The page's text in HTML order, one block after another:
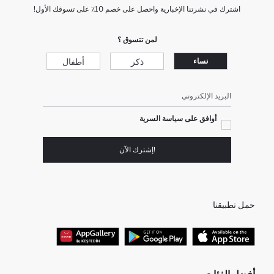
اشترك في نشرتنا الإخبارية واحصل على خصم 10٪ على تسوقك الأول!
لمن تتسوق ؟
نساء ذكر أطفال
البريد الإلكتروني
أوافق على سياسة السرية
!إشترك الآن
حمل تطبيقنا